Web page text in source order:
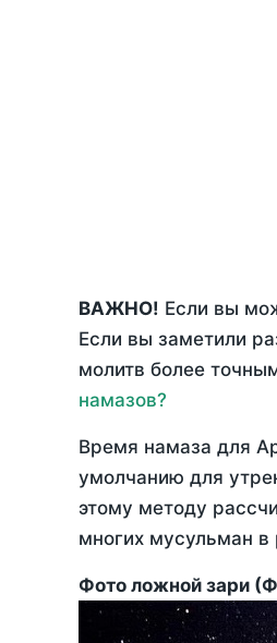
ВАЖНО! Если вы
Если вы заметили
молитв более
намазов?
Время намаза для
умолчанию для
этому методу
многих мусульман в
Фото ложной зари